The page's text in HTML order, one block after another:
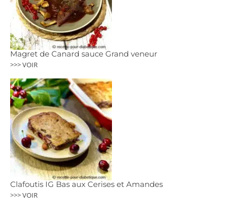
Magret de Canard sauce Grand veneur
>>> VOIR
Clafoutis IG Bas aux Cerises et Amandes
>>> VOIR